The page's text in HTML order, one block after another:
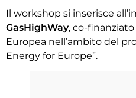
Il workshop si inserisce
GasHighWay, co-
Europea nell’ambito del
Energy for Europe”.